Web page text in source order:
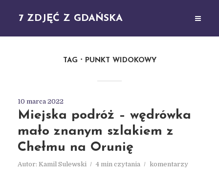
7 ZDJĘĆ Z GDAŃSKA
TAG PUNKT WIDOKOWY
10 marca 2022
Miejska podróż – wędrówka
mało znanym szlakiem z
Chełmu na Orunię
Autor: Kamil Sulewski 4 min czytania komentarzy